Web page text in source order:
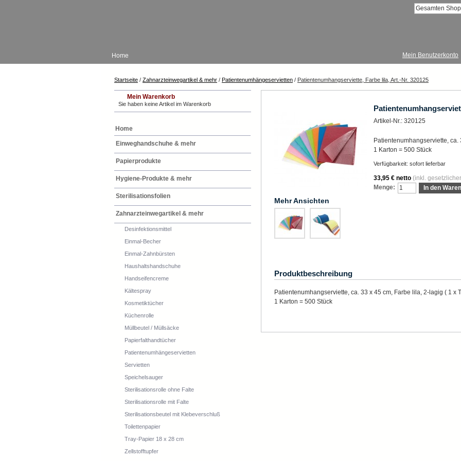
Home Mein Benutzerkonto
Startseite / Zahnarzteinwegartikel & mehr / Patientenumhängeservietten / Patientenumhangserviette, Farbe lila, Art.-Nr. 320125
Artikel-Nr.: 320125
Patientenumhangserviette,
1 Karton = 500 Stück
Verfügbarkeit: sofort lieferbar
33,95 € netto (inkl.
Menge:
In den
Mehr Ansichten
Produktbeschreibung
Patientenumhangserviette, ca. 33 x 45 cm, Farbe lila, 2-lagig ( 1 x
1 Karton = 500 Stück
Mein Warenkorb
Sie haben keine Artikel im Warenkorb
Home
Einweghandschuhe & mehr
Papierprodukte
Hygiene-Produkte & mehr
Sterilisationsfolien
Zahnarzteinwegartikel & mehr
Desinfektionsmittel
Einmal-Becher
Einmal-Zahnbürsten
Haushaltshandschuhe
Handseifencreme
Kältespray
Kosmetiktücher
Küchenrolle
Müllbeutel / Müllsäcke
Papierfalthandtücher
Patientenumhängeservietten
Servietten
Speichelsauger
Sterilisationsrolle ohne Falte
Sterilisationsrolle mit Falte
Sterilisationsbeutel mit Klebeverschluß
Toilettenpapier
Tray-Papier 18 x 28 cm
Zellstofftupfer